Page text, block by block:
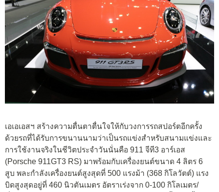
เอเอเอสฯ สร้างความตื่นตาตื่นใจให้กับวงการรถสปอร์ตอีกครั้ง
ด้วยรถที่ได้รับการขนานนามว่าเป็นรถแข่งสำหรับสนามแข่งและ
การใช้งานจริงในชีวิตประจำวันนั่นคือ 911 จีที3 อาร์เอส
(Porsche 911GT3 RS) มาพร้อมกับเครื่องยนต์ขนาด 4 ลิตร 6
สูบ พละกำลังเครื่องยนต์สูงสุดที่ 500 แรงม้า (368 กิโลวัตต์) แรง
บิดสูงสุดอยู่ที่ 460 นิวตันเมตร อัตราเร่งจาก 0-100 กิโลเมตร/